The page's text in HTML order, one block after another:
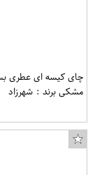
مشکی برند : شهرزاد